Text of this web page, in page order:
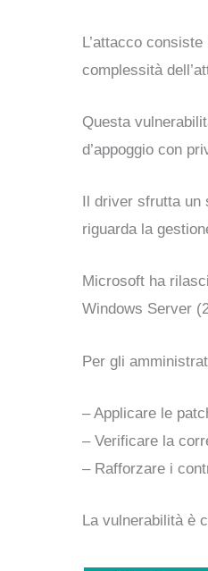
L’attacco
complessità
Questa
d’appoggio con
Il driver sfrutta
riguarda la
Microsoft ha
Windows Server
Per gli
– Applicare le
– Verificare la
– Rafforzare i
La vulnerabilità è